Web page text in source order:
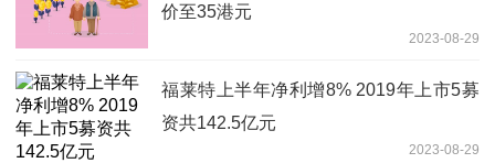
价至35港元
2023-08-29
福莱特上半年净利增8% 2019年上市5募
资共142.5亿元
2023-08-29